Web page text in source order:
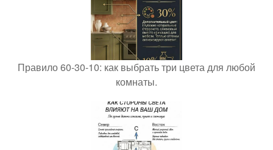
Правило 60-30-10: как выбрать три цвета для любой
комнаты.